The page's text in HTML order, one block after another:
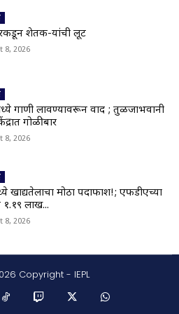
Copyright - IEPL